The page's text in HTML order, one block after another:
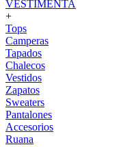
VESTIMENTA
+
Tops
Camperas
Tapados
Chalecos
Vestidos
Zapatos
Sweaters
Pantalones
Accesorios
Ruana